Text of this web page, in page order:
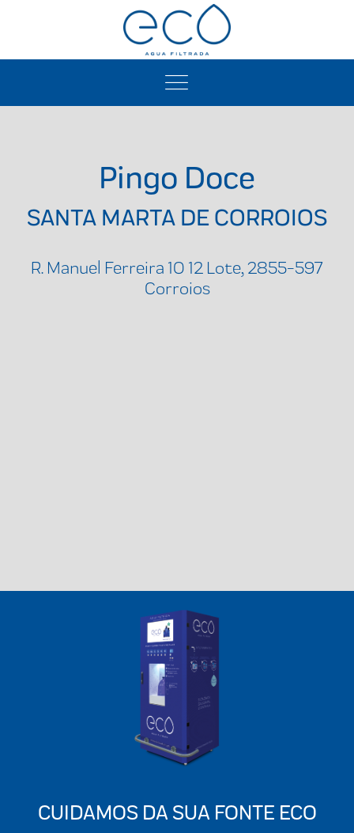
Pingo Doce
SANTA MARTA DE CORROIOS
R. Manuel Ferreira 10 12 Lote, 2855-597
Corroios
CUIDAMOS DA SUA FONTE ECO